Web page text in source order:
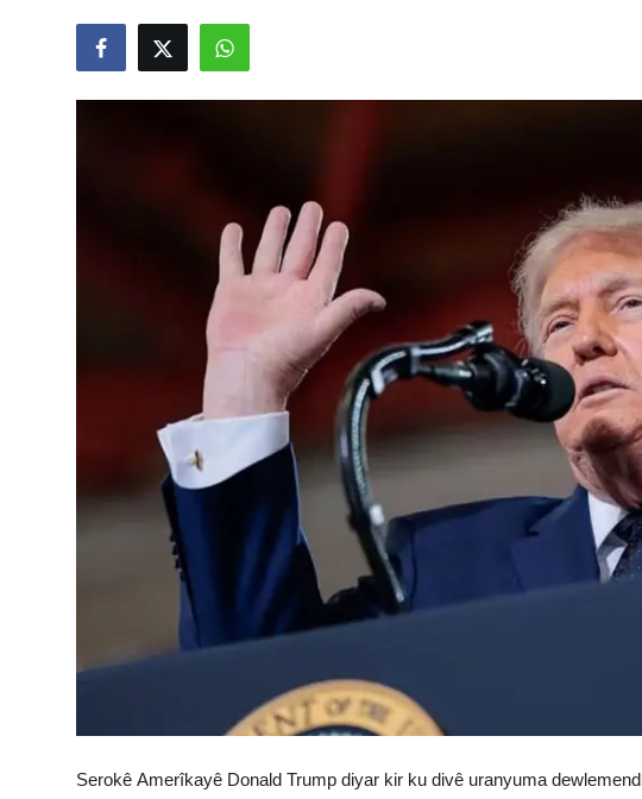
Serokê Amerîkayê Donald Trump diyar kir ku divê uranyuma